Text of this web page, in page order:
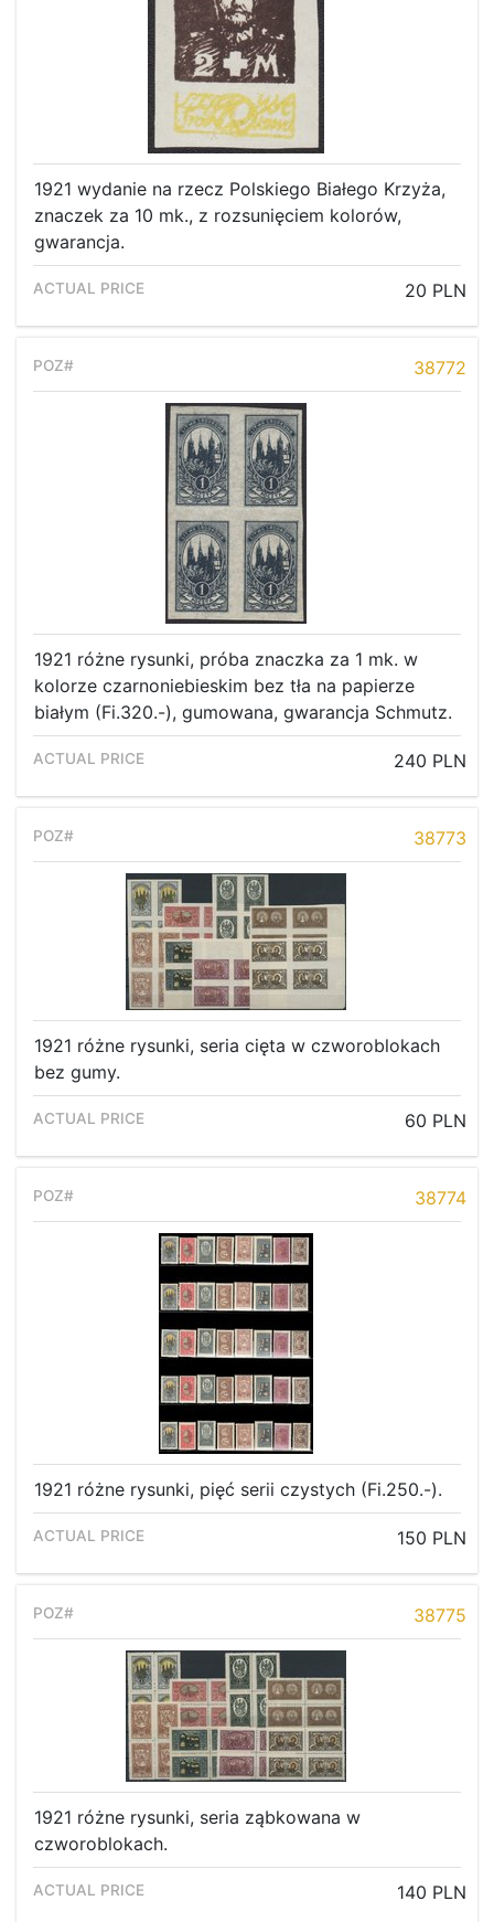
1921 wydanie na rzecz Polskiego Białego Krzyża,
znaczek za 10 mk., z rozsunięciem kolorów,
gwarancja.
20 PLN
38772
1921 różne rysunki, próba znaczka za 1 mk. w
kolorze czarnoniebieskim bez tła na papierze
białym (Fi.320.-), gumowana, gwarancja Schmutz.
240 PLN
38773
1921 różne rysunki, seria cięta w czworoblokach
bez gumy.
60 PLN
38774
1921 różne rysunki, pięć serii czystych (Fi.250.-).
150 PLN
38775
1921 różne rysunki, seria ząbkowana w
czworoblokach.
140 PLN